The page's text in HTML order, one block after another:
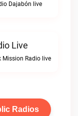
Dajabón live
Live
Mission Radio live
Radios